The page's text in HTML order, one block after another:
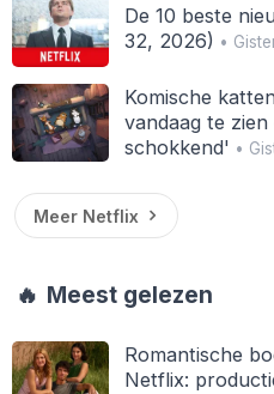
De 10 beste
32, 2026) •
Komische
vandaag te
schokkend' •
Meer Netflix
🔥 Meest gelezen
Romantische
Netflix: